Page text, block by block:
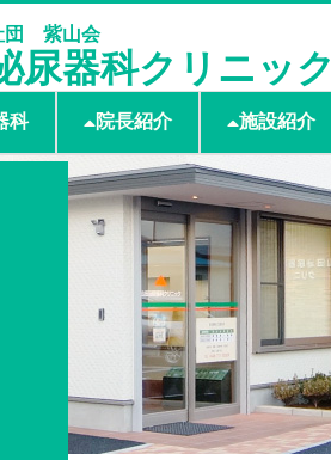
団 紫山会
尿器科クリニック
科 院長紹介 施設紹介